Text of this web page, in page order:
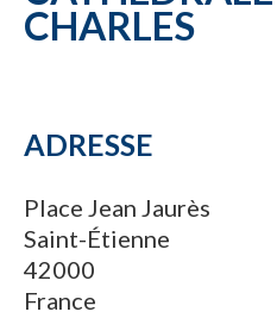
CHARLES
ADRESSE
Place Jean Jaurès
Saint-Étienne
42000
France